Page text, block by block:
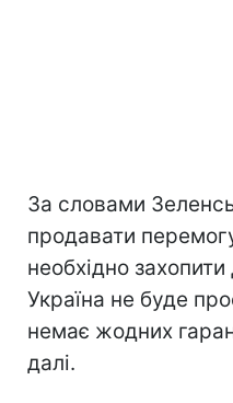
За словами
продавати
необхідно
Україна не буде
немає жодних
далі.